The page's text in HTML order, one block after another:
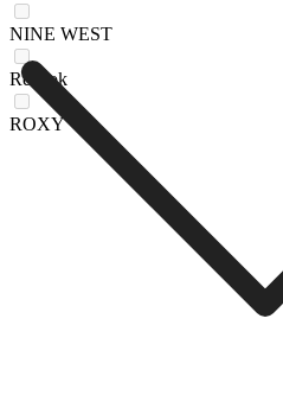
NINE WEST
Reebok
ROXY